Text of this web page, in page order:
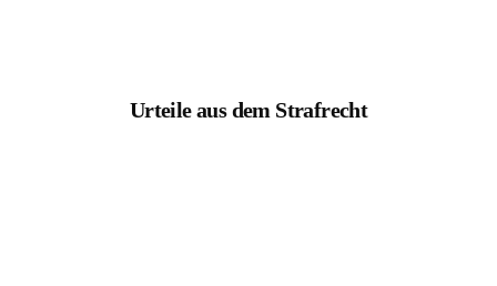
Urteile aus dem Strafrecht